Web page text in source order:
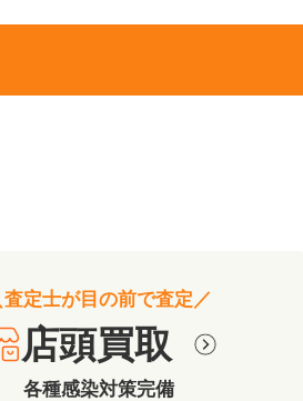
査定士が目の前で査定／
店頭買取
各種感染対策完備